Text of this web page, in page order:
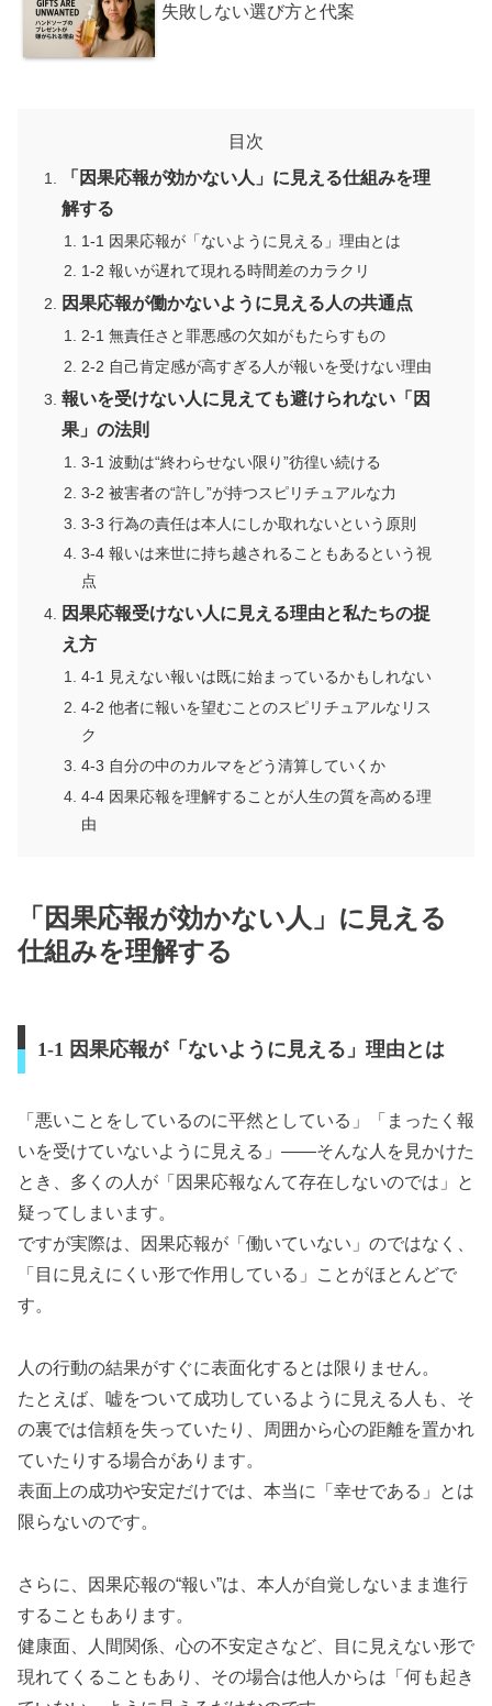
失敗しない選び方と代案
目次
「因果応報が効かない人」に見える仕組みを理
解する
1-1 因果応報が「ないように見える」理由とは
1-2 報いが遅れて現れる時間差のカラクリ
因果応報が働かないように見える人の共通点
2-1 無責任さと罪悪感の欠如がもたらすもの
2-2 自己肯定感が高すぎる人が報いを受けない理由
報いを受けない人に見えても避けられない「因
果」の法則
3-1 波動は“終わらせない限り”彷徨い続ける
3-2 被害者の“許し”が持つスピリチュアルな力
3-3 行為の責任は本人にしか取れないという原則
3-4 報いは来世に持ち越されることもあるという視
点
因果応報受けない人に見える理由と私たちの捉
え方
4-1 見えない報いは既に始まっているかもしれない
4-2 他者に報いを望むことのスピリチュアルなリス
ク
4-3 自分の中のカルマをどう清算していくか
4-4 因果応報を理解することが人生の質を高める理
由
「因果応報が効かない人」に見える
仕組みを理解する
1-1 因果応報が「ないように見える」理由とは
「悪いことをしているのに平然としている」「まったく報
いを受けていないように見える」――そんな人を見かけた
とき、多くの人が「因果応報なんて存在しないのでは」と
疑ってしまいます。
ですが実際は、因果応報が「働いていない」のではなく、
「目に見えにくい形で作用している」ことがほとんどで
す。
人の行動の結果がすぐに表面化するとは限りません。
たとえば、嘘をついて成功しているように見える人も、そ
の裏では信頼を失っていたり、周囲から心の距離を置かれ
ていたりする場合があります。
表面上の成功や安定だけでは、本当に「幸せである」とは
限らないのです。
さらに、因果応報の“報い”は、本人が自覚しないまま進行
することもあります。
健康面、人間関係、心の不安定さなど、目に見えない形で
現れてくることもあり、その場合は他人からは「何も起き